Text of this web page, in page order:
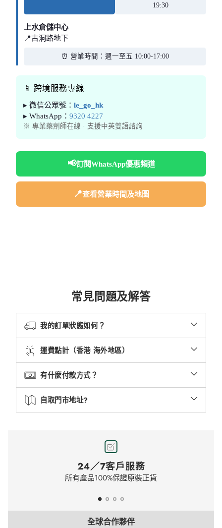
19:30
上水倉儲中心
📍古洞路地下
⏰ 營業時間：週一至五 10:00-17:00
📱 跨境服務專線
▸ 微信公眾號： le_go_hk
▸ WhatsApp： 9320 4227
※ 專業藥劑師在線 · 支援中英雙語諮詢
📢訂閱WhatsApp優惠頻道
📍查看營業時間及地圖
常見問題及解答
我的訂單狀態如何？
運費點計（香港 海外地區）
有什麼付款方式？
自取門市地址?
24／7客戶服務
所有產品100%保證原裝正貨
全球合作夥伴